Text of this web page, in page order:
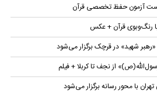
آزمون حفظ تخصصی قرآن
با رنگ‌وبوی قرآن + عکس
شهید» در قرچک برگزار می‌شود
از نجف تا کربلا + فیلم
با محور رسانه برگزار می‌شود